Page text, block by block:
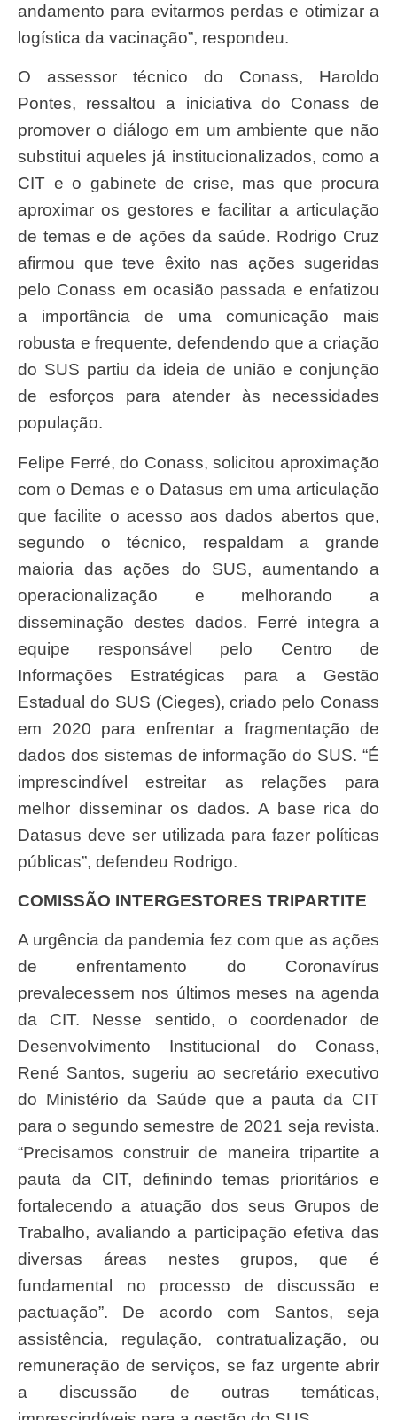
andamento para evitarmos perdas e otimizar a
logística da vacinação”, respondeu.
O assessor técnico do Conass, Haroldo
Pontes, ressaltou a iniciativa do Conass de
promover o diálogo em um ambiente que não
substitui aqueles já institucionalizados, como a
CIT e o gabinete de crise, mas que procura
aproximar os gestores e facilitar a articulação
de temas e de ações da saúde. Rodrigo Cruz
afirmou que teve êxito nas ações sugeridas
pelo Conass em ocasião passada e enfatizou
a importância de uma comunicação mais
robusta e frequente, defendendo que a criação
do SUS partiu da ideia de união e conjunção
de esforços para atender às necessidades
população.
Felipe Ferré, do Conass, solicitou aproximação
com o Demas e o Datasus em uma articulação
que facilite o acesso aos dados abertos que,
segundo o técnico, respaldam a grande
maioria das ações do SUS, aumentando a
operacionalização e melhorando a
disseminação destes dados. Ferré integra a
equipe responsável pelo Centro de
Informações Estratégicas para a Gestão
Estadual do SUS (Cieges), criado pelo Conass
em 2020 para enfrentar a fragmentação de
dados dos sistemas de informação do SUS. “É
imprescindível estreitar as relações para
melhor disseminar os dados. A base rica do
Datasus deve ser utilizada para fazer políticas
públicas”, defendeu Rodrigo.
COMISSÃO INTERGESTORES TRIPARTITE
A urgência da pandemia fez com que as ações
de enfrentamento do Coronavírus
prevalecessem nos últimos meses na agenda
da CIT. Nesse sentido, o coordenador de
Desenvolvimento Institucional do Conass,
René Santos, sugeriu ao secretário executivo
do Ministério da Saúde que a pauta da CIT
para o segundo semestre de 2021 seja revista.
“Precisamos construir de maneira tripartite a
pauta da CIT, definindo temas prioritários e
fortalecendo a atuação dos seus Grupos de
Trabalho, avaliando a participação efetiva das
diversas áreas nestes grupos, que é
fundamental no processo de discussão e
pactuação”. De acordo com Santos, seja
assistência, regulação, contratualização, ou
remuneração de serviços, se faz urgente abrir
a discussão de outras temáticas,